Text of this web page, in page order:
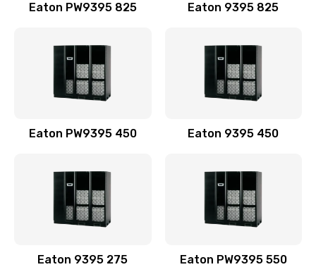
Eaton PW9395 825 Eaton 9395 825
Eaton PW9395 450 Eaton 9395 450
Eaton 9395 275 Eaton PW9395 550